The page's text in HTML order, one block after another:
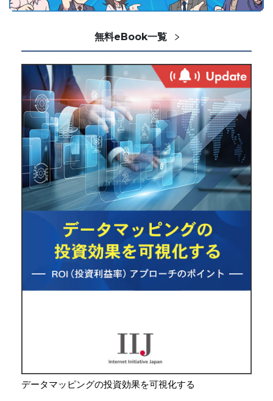
無料eBook一覧
データマッピングの投資効果を可視化する